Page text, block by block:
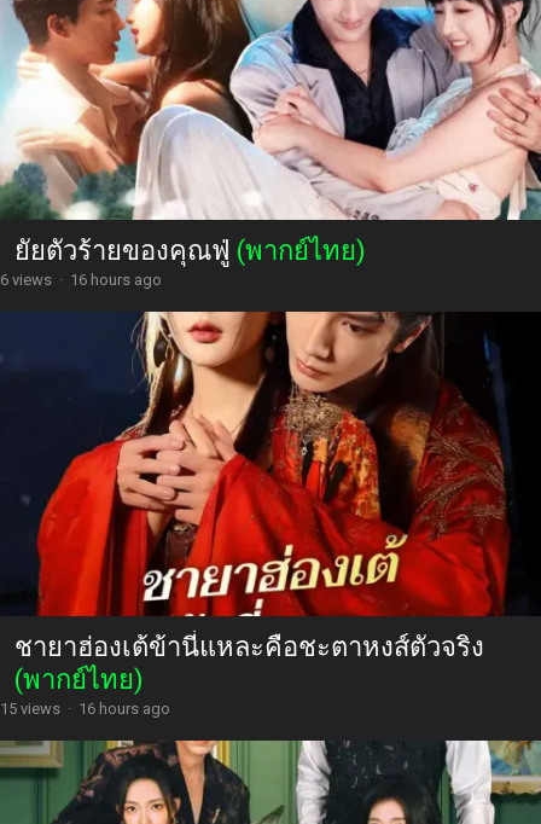
ยัยตัวร้ายของคุณฟู่ (พากย์ไทย)
6 views · 16 hours ago
ชายาฮ่องเต้ข้านี่แหละคือชะตาหงส์ตัวจริง
(พากย์ไทย)
15 views · 16 hours ago